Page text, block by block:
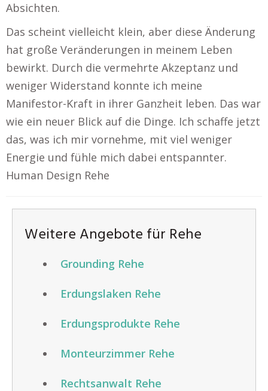
Absichten.
Das scheint vielleicht klein, aber diese Änderung
hat große Veränderungen in meinem Leben
bewirkt. Durch die vermehrte Akzeptanz und
weniger Widerstand konnte ich meine
Manifestor-Kraft in ihrer Ganzheit leben. Das war
wie ein neuer Blick auf die Dinge. Ich schaffe jetzt
das, was ich mir vornehme, mit viel weniger
Energie und fühle mich dabei entspannter.
Human Design Rehe
Weitere Angebote für Rehe
Grounding Rehe
Erdungslaken Rehe
Erdungsprodukte Rehe
Monteurzimmer Rehe
Rechtsanwalt Rehe